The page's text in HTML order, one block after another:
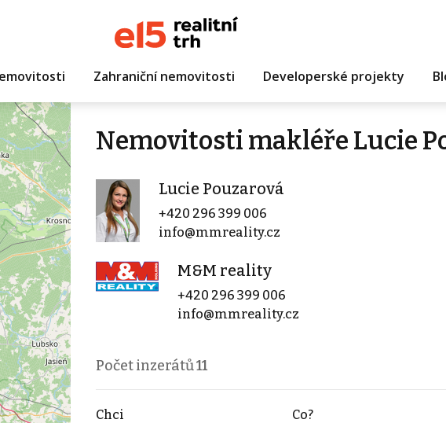
Zahraniční nemovitosti Developerské projekty
Nemovitosti makléře Lucie
Lucie Pouzarová
+420 296 399 006
info@mmreality.cz
M&M reality
+420 296 399 006
info@mmreality.cz
Počet inzerátů11
Chci Co?